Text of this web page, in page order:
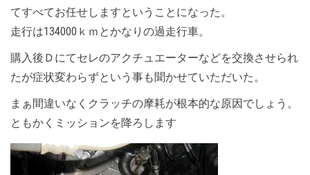
てすべてお任せしますということになった。
走行は134000ｋｍとかなりの過走行車。
購入後Ｄにてセレのアクチュエーターなどを交換させられ
たが症状変わらずという事も聞かせていただいた。
まぁ間違いなくクラッチの摩耗が根本的な原因でしょう。
ともかくミッションを降ろします